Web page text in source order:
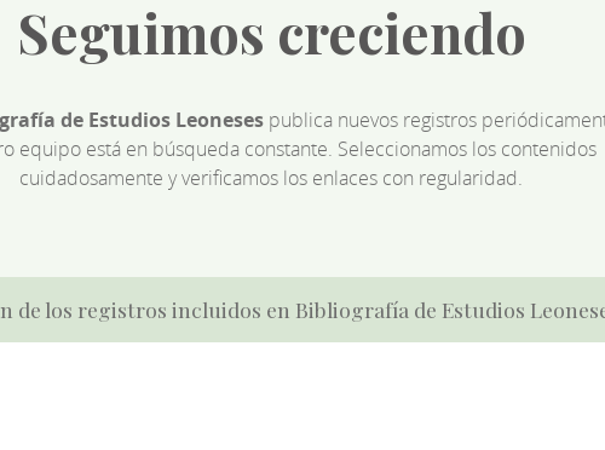
Seguimos creciendo
de Estudios Leonesespublica nuevos registros
equipo está en búsqueda constante. Seleccionamos los contenidos
cuidadosamente y verificamos los enlaces con regularidad.
de los registros incluidos en Bibliografía de Estudios